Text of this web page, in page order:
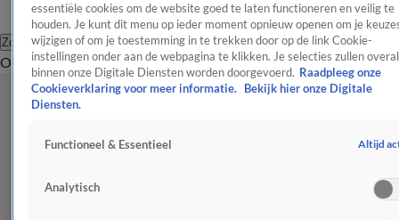
Zoeken
OverzichtEntertainmentSpraakmakendRealityCrimeVideo's
essentiële cookies om de website goed te laten functioneren en veilig te
houden. Je kunt dit menu op ieder moment opnieuw openen om je
wijzigen of om je toestemming in te trekken door op de link Cookie-
instellingen onder aan de webpagina te klikken. Je selecties zullen overal
binnen onze Digitale Diensten worden doorgevoerd. Raadpleeg onze
Cookieverklaring voor meer informatie.
Bekijk hier onze Digitale
Diensten.
Functioneel & Essentieel Altijd
Analytisch